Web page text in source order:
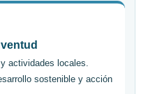
actividades locales.
sostenible y acción